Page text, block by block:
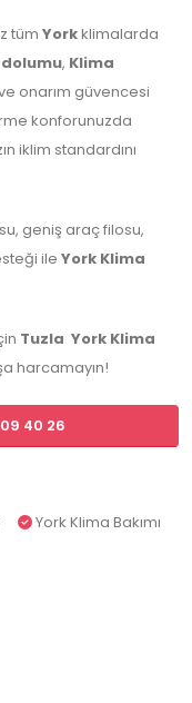
tüm Yorkklimalarda
, Klima
onarım güvencesi
konforunuzda
iklim standardını
geniş araç filosu,
ile York Klima
Tuzla York Klima
harcamayın!
40 26
York Klima Bakımı